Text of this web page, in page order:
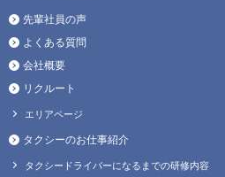
先輩社員の声
よくある質問
会社概要
リクルート
エリアページ
タクシーのお仕事紹介
タクシードライバーになるまでの研修内容